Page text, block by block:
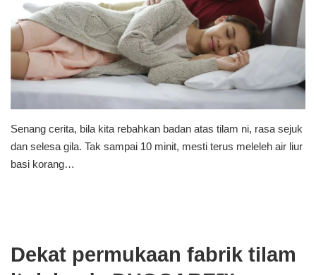
Senang cerita, bila kita rebahkan badan atas tilam ni, rasa sejuk
dan selesa gila. Tak sampai 10 minit, mesti terus meleleh air liur
basi korang…
Dekat permukaan fabrik tilam